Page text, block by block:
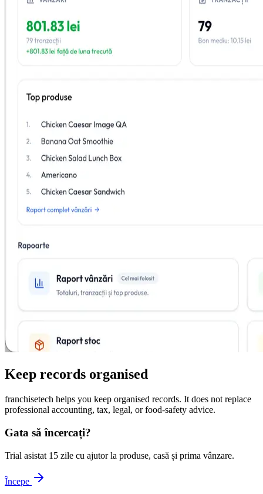
Keep records organised
franchisetech helps you keep organised records. It does not replace
professional accounting, tax, legal, or food-safety advice.
Gata să încercați?
Trial asistat 15 zile cu ajutor la produse, casă și prima vânzare.
Începe